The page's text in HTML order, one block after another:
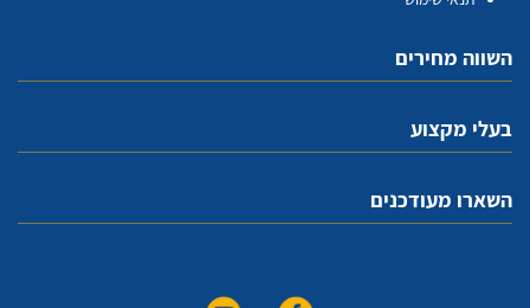
השווה מחירים
בעלי מקצוע
השארו מעודכנים